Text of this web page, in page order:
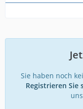
Sie haben noch
Registrieren Sie